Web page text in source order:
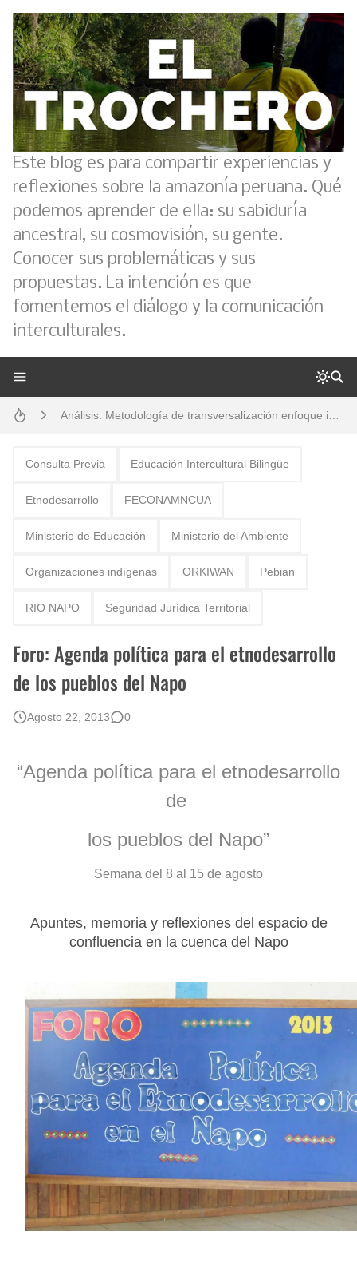
Este blog es para compartir experiencias y
reflexiones sobre la amazonía peruana. Qué
podemos aprender de ella: su sabiduría
ancestral, su cosmovisión, su gente.
Conocer sus problemáticas y sus
propuestas. La intención es que
fomentemos el diálogo y la comunicación
interculturales.
Análisis: Metodología de transversalización enfoque intercultural
Boletín BOLPER - Nro. 10 - del 31 de marzo de 2023
Consulta Previa Educación Intercultural Bilingüe
Etnodesarrollo FECONAMNCUA
Ministerio de Educación Ministerio del Ambiente
Organizaciones indígenas ORKIWAN Pebian
RIO NAPO Seguridad Jurídica Territorial
Foro: Agenda política para el etnodesarrollo
de los pueblos del Napo
Agosto 22, 2013 0
“Agenda política para el etnodesarrollo
de
los pueblos del Napo”
Semana del 8 al 15 de agosto
Apuntes, memoria y reflexiones del espacio de
confluencia en la cuenca del Napo